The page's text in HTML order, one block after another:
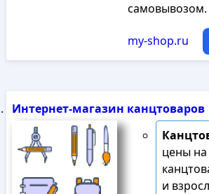
самовывозом.
my-shop.ru
Интернет-магазин канцтоваров
цены
и